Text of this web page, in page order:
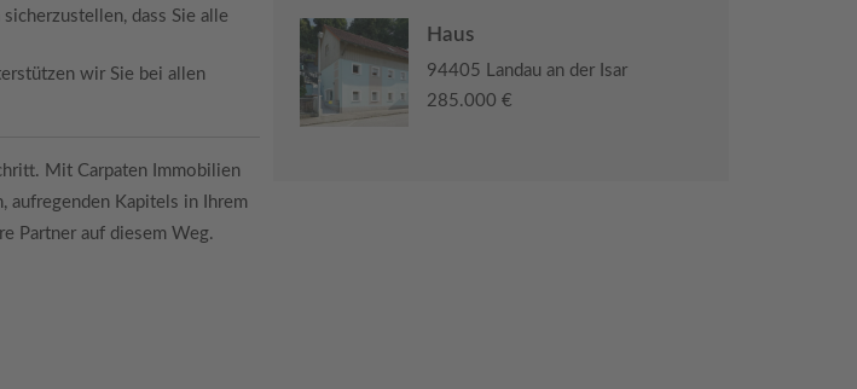
dass Sie alle
wir Sie bei allen
Mit Carpaten Immobilien
aufregenden Kapitels in Ihrem
Partner auf diesem Weg.
Haus
94405 Landau an der Isar
285.000 €